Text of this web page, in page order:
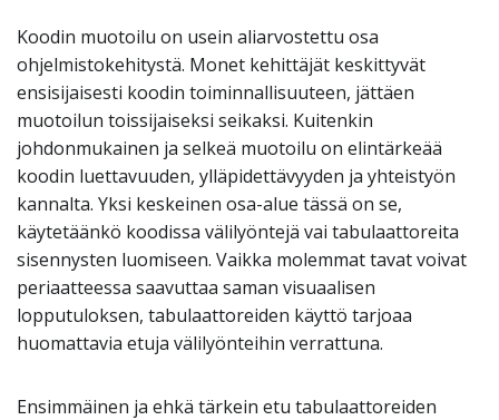
Koodin muotoilu on usein aliarvostettu osa
ohjelmistokehitystä. Monet kehittäjät keskittyvät
ensisijaisesti koodin toiminnallisuuteen, jättäen
muotoilun toissijaiseksi seikaksi. Kuitenkin
johdonmukainen ja selkeä muotoilu on elintärkeää
koodin luettavuuden, ylläpidettävyyden ja yhteistyön
kannalta. Yksi keskeinen osa-alue tässä on se,
käytetäänkö koodissa välilyöntejä vai tabulaattoreita
sisennysten luomiseen. Vaikka molemmat tavat voivat
periaatteessa saavuttaa saman visuaalisen
lopputuloksen, tabulaattoreiden käyttö tarjoaa
huomattavia etuja välilyönteihin verrattuna.
Ensimmäinen ja ehkä tärkein etu tabulaattoreiden